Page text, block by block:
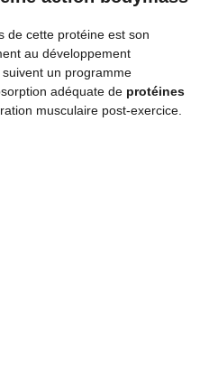
de cette protéine est son
au développement
un programme
adéquate de protéines
musculaire post-exercice.